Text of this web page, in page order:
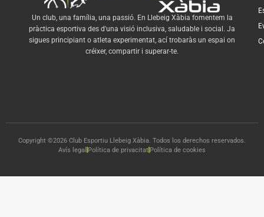
Un club, una família, una passió. En Llebeig Xàbia fomentem la
pràctica esportiva des d'una visió inclusiva, saludable i social. Ja
sigues principiant o atleta experimentat, ací trobaràs un espai on
créixer, compartir i superar-te.
Copyright ©2026 Club Esportiu Llebeig Xàbia. Todos los derechos reservados.
Avís legal Política de privacitat Política de cookies